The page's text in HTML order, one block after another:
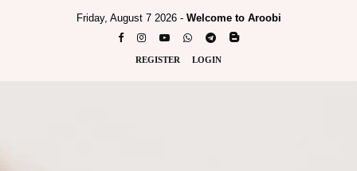
Friday, August 7 2026 - Welcome to Aroobi
REGISTER LOGIN